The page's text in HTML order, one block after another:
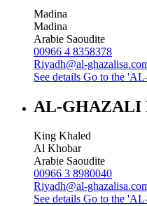
Madina
Madina
Arabie Saoudite
00966 4 8358378
Riyadh@al-
See details Go to the
AL-GHAZALI
King Khaled
Al Khobar
Arabie Saoudite
00966 3 8980040
Riyadh@al-
See details Go to the